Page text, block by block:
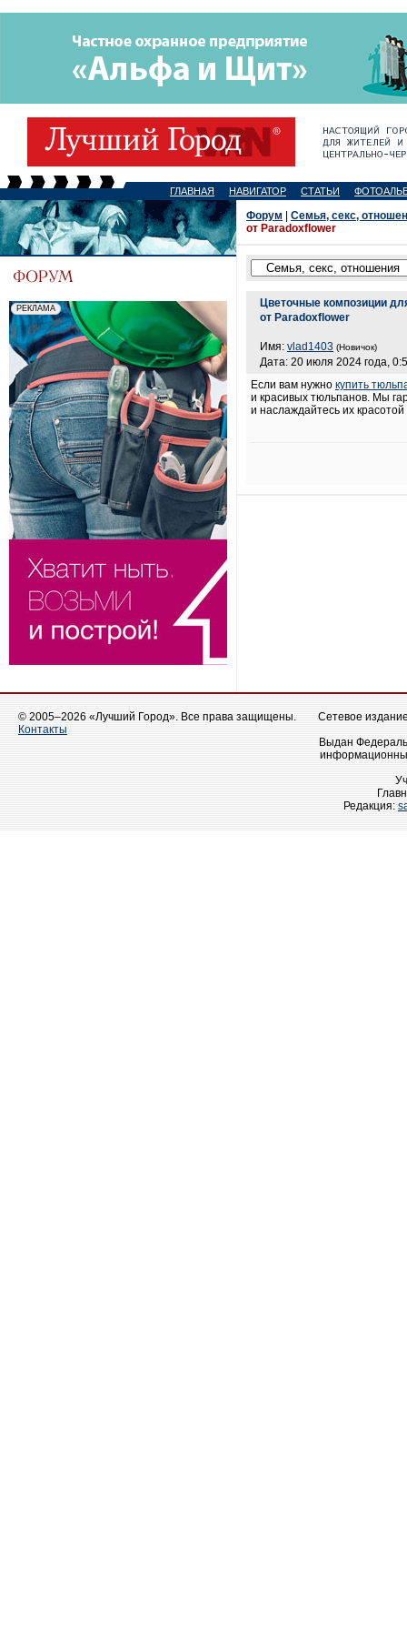
ГЛАВНАЯ НАВИГАТОР СТАТЬИ
Форум
Семья, секс,
от Paradoxflower
Цветочные композиции
от Paradoxflower
Имя: vlad1403 (Новичок)
Дата: 20 июля 2024 года,
Если вам нужно купить
и красивых тюльпанов. Мы
и наслаждайтесь их
© 2005–2026 «Лучший Город». Все права защищены.
Контакты
Сетевое
Выдан
Редакция: